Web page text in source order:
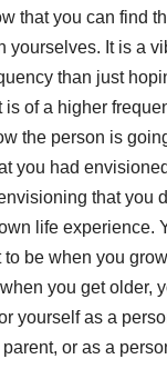
that you can find
yourselves. It is a
than just
is of a higher
the person is
you had
that you
life experience.
be when you
you get older,
yourself as a
or as a